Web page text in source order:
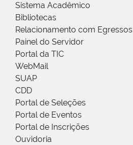
Sistema Acadêmico
Bibliotecas
Relacionamento com Egressos
Painel do Servidor
Portal da TIC
WebMail
SUAP
CDD
Portal de Seleções
Portal de Eventos
Portal de Inscrições
Ouvidoria